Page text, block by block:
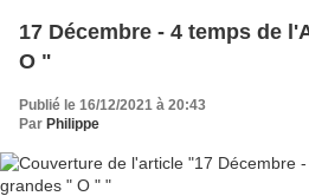
17 Décembre - 4 temps de l'Avent . les grandes "
O "
Publié le 16/12/2021 à 20:43
Par Philippe